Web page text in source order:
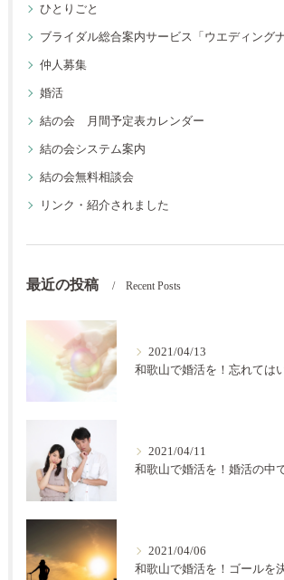
ひとりごと
ブライダル総合案内サービス「ウエディングナ
仲人募集
婚活
結の会 月間予定表カレンダー
結の会システム案内
結の会無料相談会
リンク・紹介されました
最近の投稿 Recent Posts
2021/04/13
2021/04/11
2021/04/06